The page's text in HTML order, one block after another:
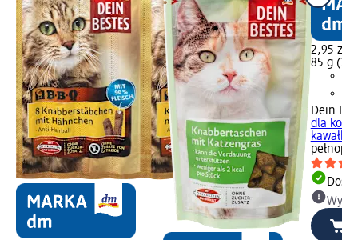
2,95 zł
85 g
Dein
dla